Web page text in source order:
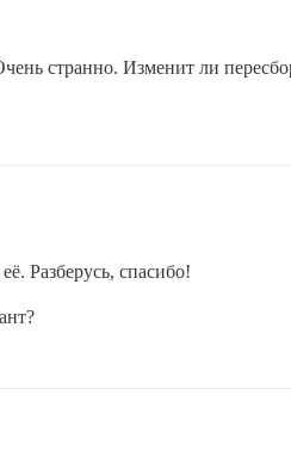
странно. Изменит ли
Разберусь, спасибо!